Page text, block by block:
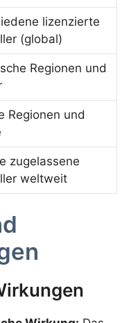
lizenzierte
(global)
Regionen und
Regionen und
zugelassene
weltweit